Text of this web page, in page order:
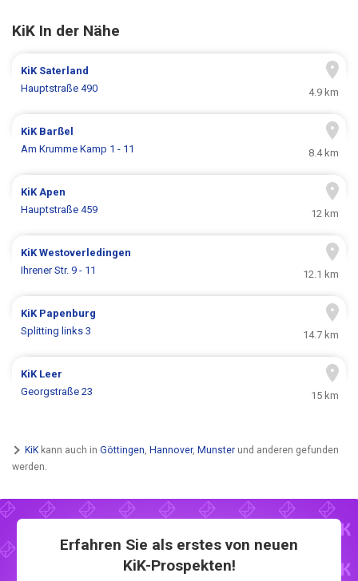
KiK In der Nähe
KiK Saterland
Hauptstraße 490
4.9 km
KiK Barßel
Am Krumme Kamp 1 - 11
8.4 km
KiKApen
Hauptstraße 459
12 km
KiKWestoverledingen
Ihrener Str. 9 - 11
12.1 km
KiK Papenburg
Splitting links 3
14.7 km
KiK Leer
Georgstraße 23
15 km
KiKkann auch in Göttingen, Hannover, Munster und anderen gefunden
werden.
Erfahren Sie als erstes von neuen
KiK-Prospekten!